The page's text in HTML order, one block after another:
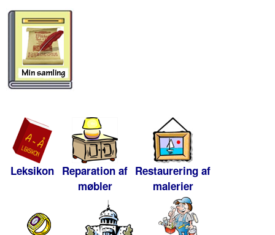
Leksikon Reparation af
møbler
Restaurering af
malerier